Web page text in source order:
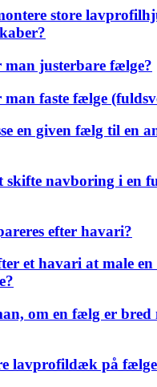
store
justerbare fælge?
faste fælge
en given fælg til en
navboring i en
efter havari?
et havari at male
om en fælg er bred
lavprofildæk på